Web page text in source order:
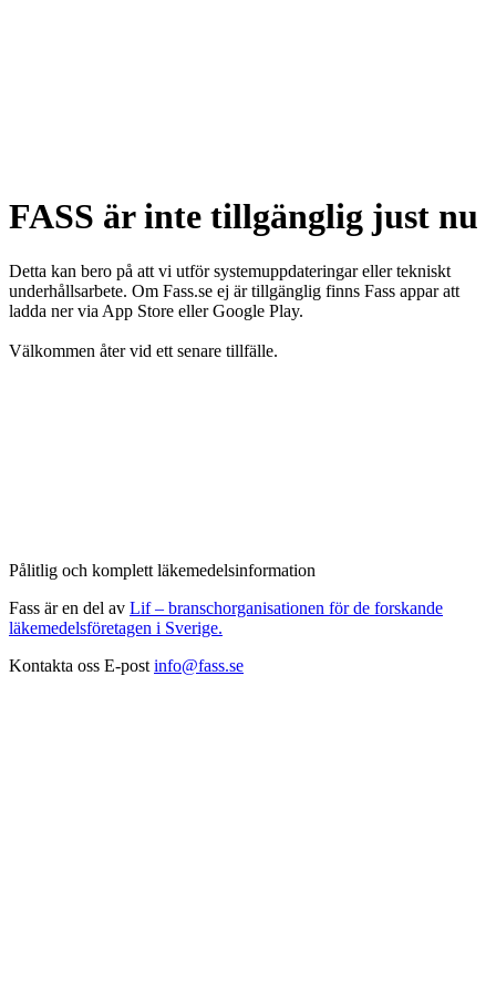
FASS är inte tillgänglig just nu
Detta kan bero på att vi utför systemuppdateringar eller tekniskt
underhållsarbete. Om Fass.se ej är tillgänglig finns Fass appar att
ladda ner via App Store eller Google Play.
Välkommen åter vid ett senare tillfälle.
Pålitlig och komplett läkemedelsinformation
Fass är en del av Lif – branschorganisationen för de forskande
läkemedelsföretagen i Sverige.
Kontakta oss E-post info@fass.se